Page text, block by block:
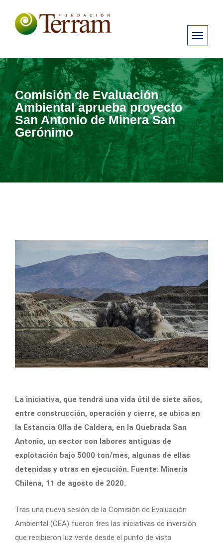
Comisión de Evaluación
Ambiental aprueba proyecto
San Antonio de Minera San
Gerónimo
La iniciativa, que tendrá una vida útil de siete años,
entre construcción, operación y cierre, se ubica en
la Estancia Olla de Caldera, en la Quebrada San
Antonio, un sector con labores antiguas de
explotación bajo 5000 ton/mes, algunas de ellas
detenidas y otras en ejecución. Fuente: Minería
Chilena, 11 de agosto de 2020.
Tras una nueva sesión de la Comisión de Evaluación
Ambiental (CEA) fueron tres las iniciativas de inversión
que recibieron luz verde desde el punto de vista